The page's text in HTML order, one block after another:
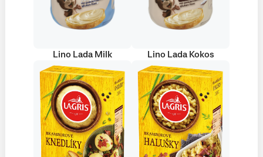
Lino Lada Milk Lino Lada Kokos